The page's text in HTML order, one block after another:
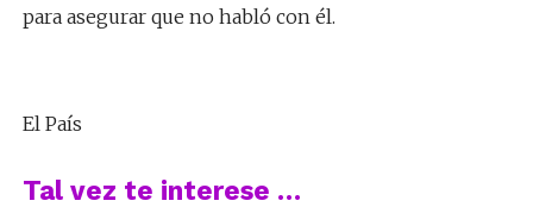
para asegurar que no habló con él.
El País
Tal vez te interese …